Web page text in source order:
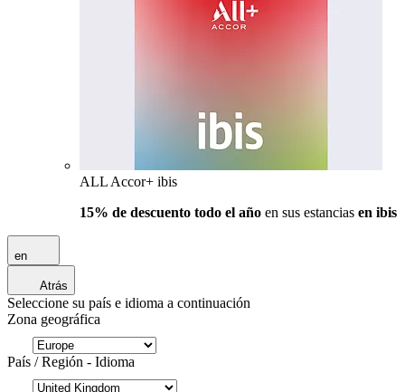
ALL Accor+ ibis
15% de descuento todo el año en sus estancias en ibis
en
Atrás
Seleccione su país e idioma a continuación
Zona geográfica
País / Región - Idioma